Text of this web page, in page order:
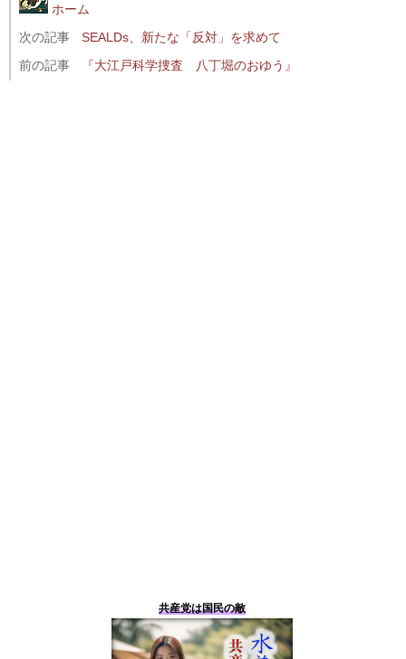
ホーム
次の記事
SEALDs、新たな「反対」を求めて
前の記事
『大江戸科学捜査 八丁堀のおゆう』
共産党は国民の敵